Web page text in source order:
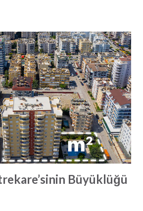
Ulaşım ve Ekonomik Büyüme
otoyolunu “oyun değiştirici”
göre otoyol, modern tasarımı
saatlik seyahat süresini yalnızca 36
84 km ana yol, 38 km bağlantı yolu,
oluşuyor ve saatte 140 km hıza
Zaman tasarrufunun ötesinde
hızlandıracak bir adım olarak
Büyüklüğü